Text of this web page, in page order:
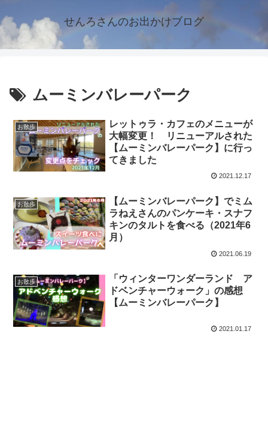
せんろさんのお出かけブログ
ムーミンバレーパーク
お散歩
レットゥラ・カフェのメニューが
大幅変更！ リニューアルされた
【ムーミンバレーパーク】に行っ
てきました
2021.12.17
お散歩
【ムーミンバレーパーク】でミム
ラねえさんのパンケーキ・スナフ
キンのタルトを食べる（2021年6
月）
2021.06.19
お散歩
「ウィンターワンダーランド ア
ドベンチャーウォーク」の感想
【ムーミンバレーパーク】
2021.01.17